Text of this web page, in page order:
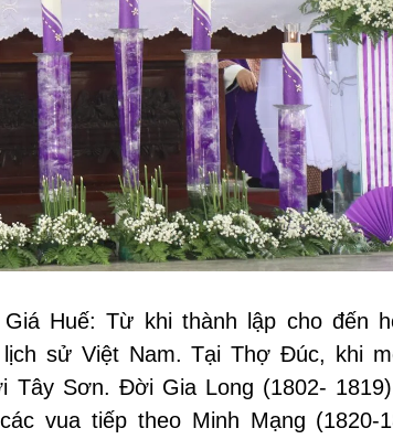
Huế: Từ khi thành lập cho đến
sử Việt Nam. Tại Thợ Đúc, khi
Tây Sơn. Đời Gia Long (1802-
vua tiếp theo Minh Mạng (1820-